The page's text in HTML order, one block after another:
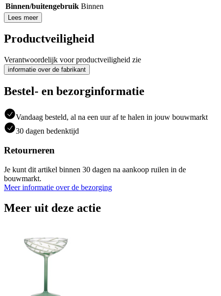
Binnen/buitengebruik Binnen
Lees meer
Productveiligheid
Verantwoordelijk voor productveiligheid zie
informatie over de fabrikant
Bestel- en bezorginformatie
Vandaag besteld, al na een uur af te halen in jouw bouwmarkt
30 dagen bedenktijd
Retourneren
Je kunt dit artikel binnen 30 dagen na aankoop ruilen in de
bouwmarkt.
Meer informatie over de bezorging
Meer uit deze actie